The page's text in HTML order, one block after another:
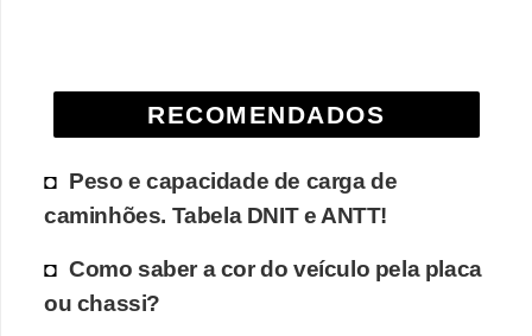
RECOMENDADOS
Peso e capacidade de carga de
caminhões. Tabela DNIT e ANTT!
Como saber a cor do veículo pela placa
ou chassi?
r
o
o
m